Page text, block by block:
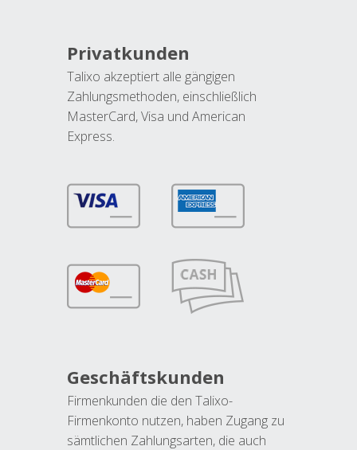
Privatkunden
Talixo akzeptiert alle gängigen
Zahlungsmethoden, einschließlich
MasterCard, Visa und American
Express.
Geschäftskunden
Firmenkunden die den Talixo-
Firmenkonto nutzen, haben Zugang zu
sämtlichen Zahlungsarten, die auch